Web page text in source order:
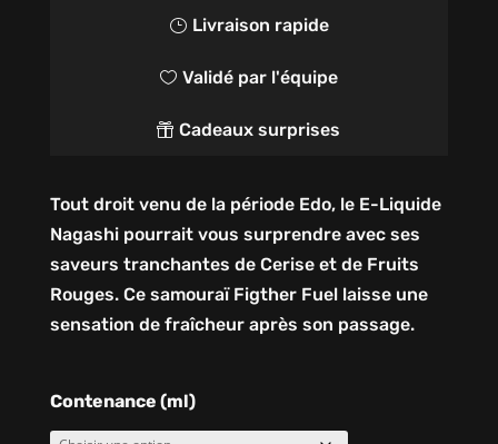
} Livraison rapide
 Validé par l'équipe
 Cadeaux surprises
Tout droit venu de la période Edo, le E-Liquide
Nagashi pourrait vous surprendre avec ses
saveurs tranchantes de Cerise et de Fruits
Rouges. Ce samouraï Figther Fuel laisse une
sensation de fraîcheur après son passage.
Contenance (ml)